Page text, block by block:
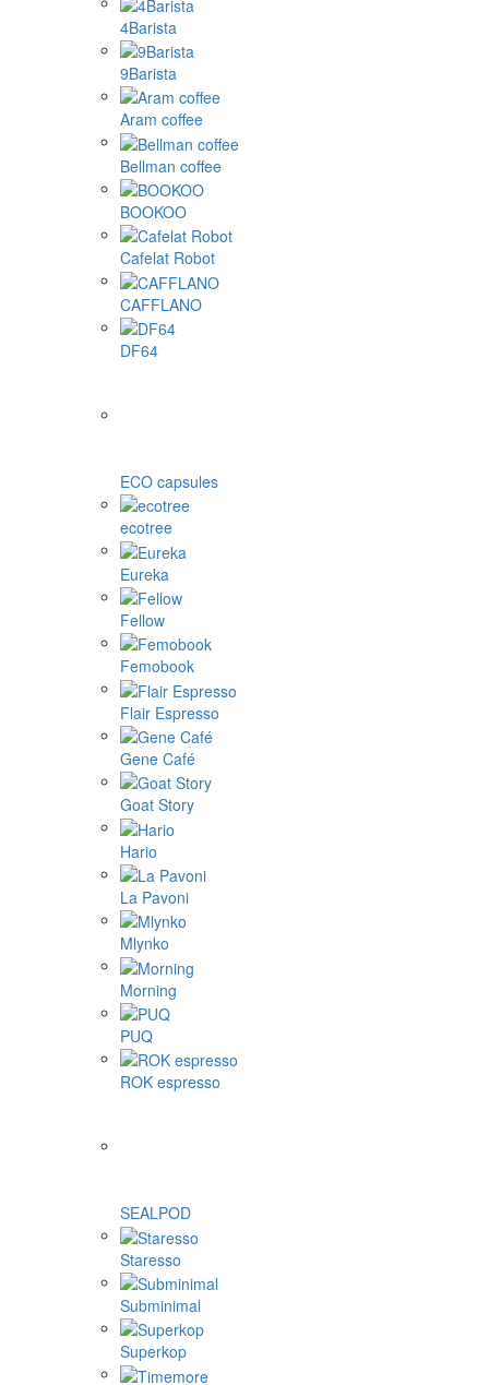
4Barista
9Barista
Aram coffee
Bellman coffee
BOOKOO
Cafelat Robot
CAFFLANO
DF64
ECO capsules
ecotree
Eureka
Fellow
Femobook
Flair Espresso
Gene Café
Goat Story
Hario
La Pavoni
Mlynko
Morning
PUQ
ROK espresso
SEALPOD
Staresso
Subminimal
Superkop